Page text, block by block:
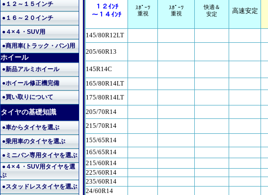
●１２～１５インチ
●１６～２０インチ
●４×４・SUV用
●商用車(トラック・バン)用
ホイール
●新品アルミホイール
●ホイール修正機完備
●買い取りについて
タイヤの基礎知識
●車からタイヤを選ぶ
●乗用車のタイヤを選ぶ
●ミニバン専用タイヤを選ぶ
●４×４・SUV用タイヤを選
ぶ
●スタッドレスタイヤを選ぶ
１２ｲﾝﾁ
～１４ｲﾝﾁ
ｽﾎﾟｰﾂ
重視
ｽﾎﾟｰﾂ
重視
快適＆
安定
高速安定
145/80R12LT
205/60R13
145R14C
165/80R14LT
175/80R14LT
205/70R14
215/70R14
155/65R14
165/65R14
215/60R14
225/60R14
235/60R14
24/60R14